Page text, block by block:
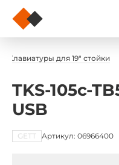
Клавиатуры для 19" стойки
TKS-105c-
USB
GETT Артикул: 06966400